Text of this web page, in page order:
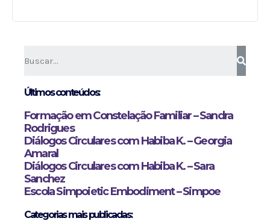
Últimos conteúdos:
Formação em Constelação Familiar – Sandra
Rodrigues
Diálogos Circulares com Habiba K. – Georgia
Amaral
Diálogos Circulares com Habiba K. – Sara
Sanchez
Escola Simpoietic Embodiment – Simpoe
Categorias mais publicadas: